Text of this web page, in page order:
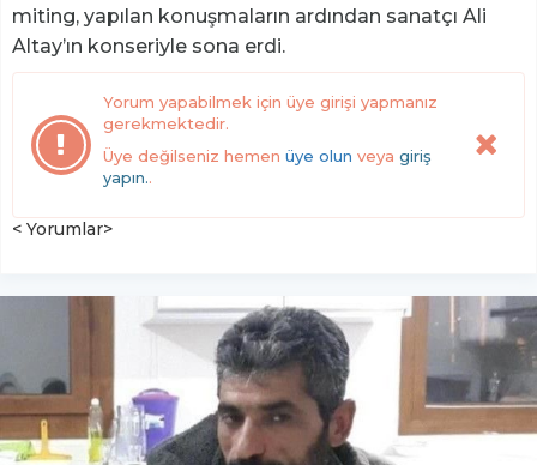
miting, yapılan konuşmaların ardından sanatçı Ali
Altay’ın konseriyle sona erdi.
Yorum yapabilmek için üye girişi yapmanız
gerekmektedir.
Üye değilseniz hemen üye olun veya giriş
yapın..
< Yorumlar>